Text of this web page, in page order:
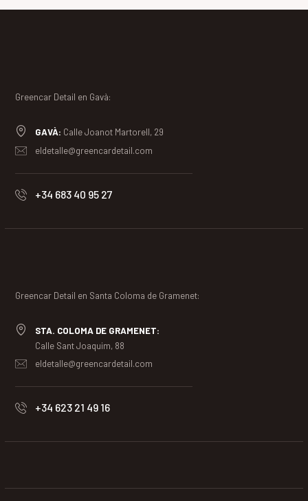
Greencar Detail en Gavà:
GAVÀ: Calle Joanot Martorell, 29
eldetalle@greencardetail.com
+34 683 40 95 27
Greencar Detail en Santa Coloma de Gramenet:
STA. COLOMA DE GRAMENET:
Calle Sant Joaquim, 88
eldetalle@greencardetail.com
+34 623 21 49 16